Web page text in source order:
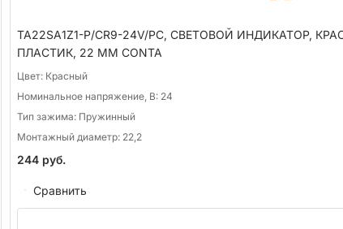
TA22SA1Z1-P/CR9-24V/PC, СВЕТОВОЙ ИНДИКАТОР,
ПЛАСТИК, 22 ММ CONTA
Цвет: Красный
Номинальное напряжение, В: 24
Тип зажима: Пружинный
Монтажный диаметр: 22,2
244 руб.
Сравнить